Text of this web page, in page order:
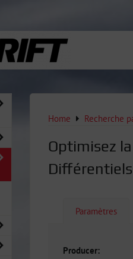
Home Recherche
Optimisez
Paramètres
Producer: